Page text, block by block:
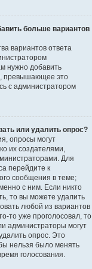
больше вариантов
вариантов ответа
нужно добавить
превышающее это
с администратором
или удалить опрос?
опросы могут
их создателями,
Для
перейдите к
сообщения в теме;
с ним. Если никто
то вы можете удалить
любой из вариантов
то уже проголосовал, то
администраторы могут
опрос. Это
нельзя было менять
голосования.